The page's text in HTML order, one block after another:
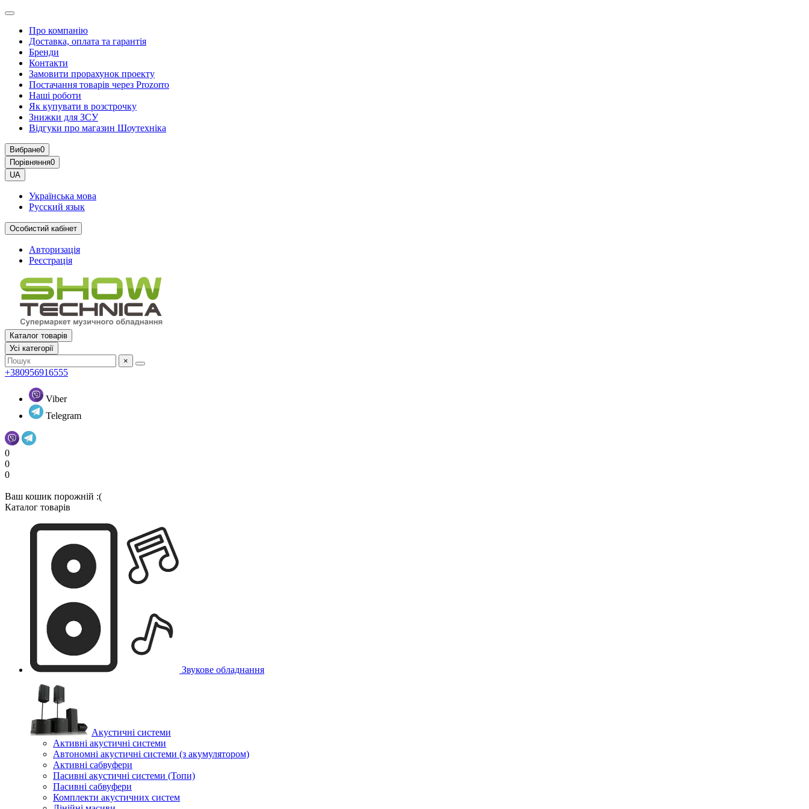
Про компанію
Доставка, оплата та гарантія
Бренди
Контакти
Замовити прорахунок проекту
Постачання товарів через Prozorro
Наші роботи
Як купувати в розстрочку
Знижки для ЗСУ
Відгуки про магазин Шоутехнiка
Вибране0
Порівняння0
UA
Українська мова
Русский язык
Особистий кабінет
Авторизація
Реєстрація
Каталог товарів
Усi категорії
×
+380956916555
Viber
Telegram
0
0
0
Ваш кошик порожній :(
Каталог товарів
Звукове обладнання
Акустичні системи
Активні акустичні системи
Автономні акустичні системи (з акумулятором)
Активні сабвуфери
Пасивні акустичні системи (Топи)
Пасивні сабвуфери
Комплекти акустичних систем